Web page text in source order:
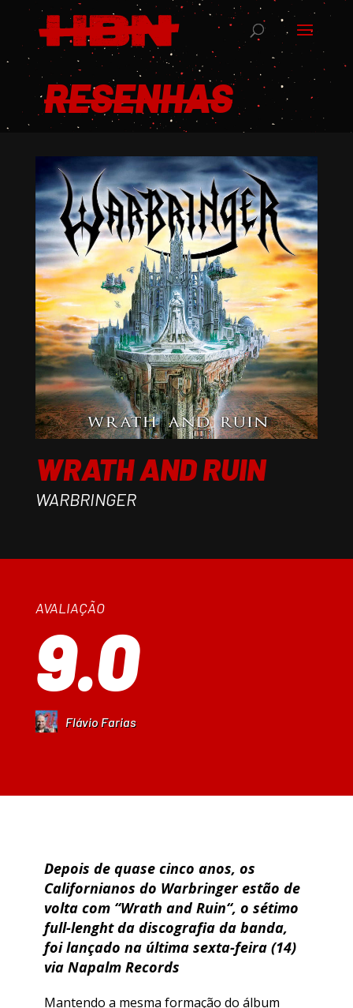
RESENHAS
WRATH AND RUIN
WARBRINGER
AVALIAÇÃO
9.0
Flávio Farias
Depois de quase cinco anos, os
Californianos do Warbringerestão de
volta com “Wrath and Ruin“, o sétimo
full-lenght da discografia da banda,
foi lançado na última sexta-feira (14)
via Napalm Records
Mantendo a mesma formação do álbum